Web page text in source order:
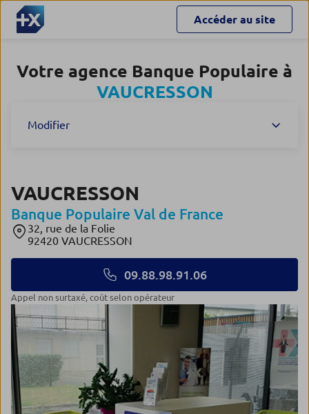
Accéder au site
Votre agence Banque Populaire à
VAUCRESSON
Modifier
VAUCRESSON
Banque Populaire Val de France
32, rue de la Folie
92420 VAUCRESSON
09.88.98.91.06
appel non surtaxé, coût selon opérateur